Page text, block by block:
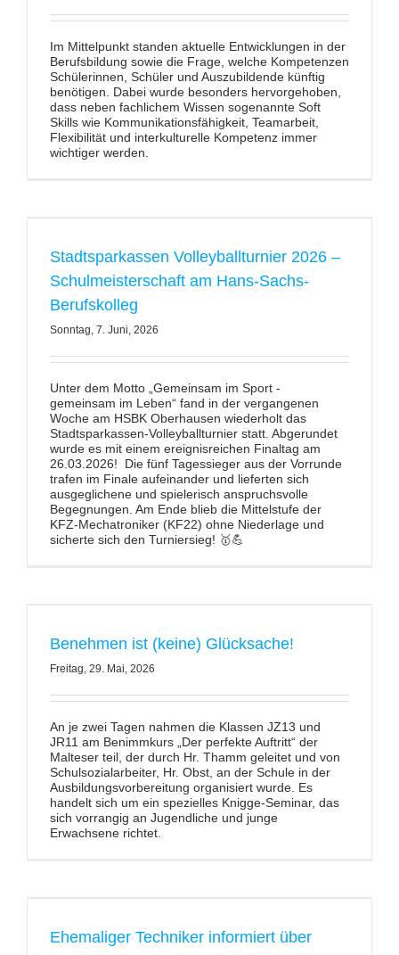
Im Mittelpunkt standen aktuelle Entwicklungen in der
Berufsbildung sowie die Frage, welche Kompetenzen
Schülerinnen, Schüler und Auszubildende künftig
benötigen. Dabei wurde besonders hervorgehoben,
dass neben fachlichem Wissen sogenannte Soft
Skills wie Kommunikationsfähigkeit, Teamarbeit,
Flexibilität und interkulturelle Kompetenz immer
wichtiger werden.
Stadtsparkassen Volleyballturnier 2026 –
Schulmeisterschaft am Hans-Sachs-
Berufskolleg
Sonntag, 7. Juni, 2026
Unter dem Motto „Gemeinsam im Sport -
gemeinsam im Leben“ fand in der vergangenen
Woche am HSBK Oberhausen wiederholt das
Stadtsparkassen-Volleyballturnier statt. Abgerundet
wurde es mit einem ereignisreichen Finaltag am
26.03.2026! Die fünf Tagessieger aus der Vorrunde
trafen im Finale aufeinander und lieferten sich
ausgeglichene und spielerisch anspruchsvolle
Begegnungen. Am Ende blieb die Mittelstufe der
KFZ-Mechatroniker (KF22) ohne Niederlage und
sicherte sich den Turniersieg! 🥇💪
Benehmen ist (keine) Glücksache!
Freitag, 29. Mai, 2026
An je zwei Tagen nahmen die Klassen JZ13 und
JR11 am Benimmkurs „Der perfekte Auftritt“ der
Malteser teil, der durch Hr. Thamm geleitet und von
Schulsozialarbeiter, Hr. Obst, an der Schule in der
Ausbildungsvorbereitung organisiert wurde. Es
handelt sich um ein spezielles Knigge-Seminar, das
sich vorrangig an Jugendliche und junge
Erwachsene richtet.
Ehemaliger Techniker informiert über